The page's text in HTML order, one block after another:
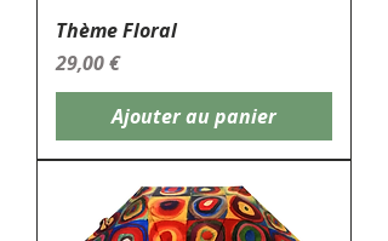
Thème Floral
Prix
29,00 €
Ajouter au panier